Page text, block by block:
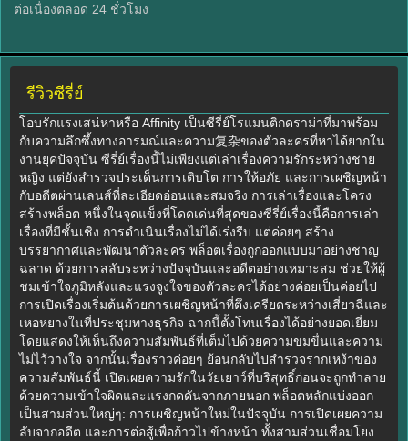
ต่อเนื่องตลอด 24 ชั่วโมง
รีวิวซีรี่ย์
โอบรักแรงเสน่หาหรือ Affinity เป็นซีรี่ย์โรแมนติกดราม่าที่มาพร้อม
กับความลึกซึ้งทางอารมณ์และความ复杂ของตัวละครที่หาได้ยากใน
งานยุคปัจจุบัน ซีรี่ย์เรื่องนี้ไม่เพียงแต่เล่าเรื่องความรักระหว่างชาย
หญิง แต่ยังสำรวจประเด็นการเติบโต การให้อภัย และการเผชิญหน้า
กับอดีตผ่านเลนส์ที่ละเอียดอ่อนและสมจริง การเล่าเรื่องและโครง
สร้างพล็อต หนึ่งในจุดแข็งที่โดดเด่นที่สุดของซีรี่ย์เรื่องนี้คือการเล่า
เรื่องที่มีชั้นเชิง การดำเนินเรื่องไม่ได้เร่งรีบ แต่ค่อยๆ สร้าง
บรรยากาศและพัฒนาตัวละคร พล็อตเรื่องถูกออกแบบมาอย่างชาญ
ฉลาด ด้วยการสลับระหว่างปัจจุบันและอดีตอย่างเหมาะสม ช่วยให้ผู้
ชมเข้าใจภูมิหลังและแรงจูงใจของตัวละครได้อย่างค่อยเป็นค่อยไป
การเปิดเรื่องเริ่มต้นด้วยการเผชิญหน้าที่ตึงเครียดระหว่างเสี่ยวฉีและ
เหอหยางในที่ประชุมทางธุรกิจ ฉากนี้ตั้งโทนเรื่องได้อย่างยอดเยี่ยม
โดยแสดงให้เห็นถึงความสัมพันธ์ที่เต็มไปด้วยความขมขื่นและความ
ไม่ไว้วางใจ จากนั้นเรื่องราวค่อยๆ ย้อนกลับไปสำรวจรากเหง้าของ
ความสัมพันธ์นี้ เปิดเผยความรักในวัยเยาว์ที่บริสุทธิ์ก่อนจะถูกทำลาย
ด้วยความเข้าใจผิดและแรงกดดันจากภายนอก พล็อตหลักแบ่งออก
เป็นสามส่วนใหญ่ๆ: การเผชิญหน้าใหม่ในปัจจุบัน การเปิดเผยความ
ลับจากอดีต และการต่อสู้เพื่อก้าวไปข้างหน้า ทั้งสามส่วนเชื่อมโยง